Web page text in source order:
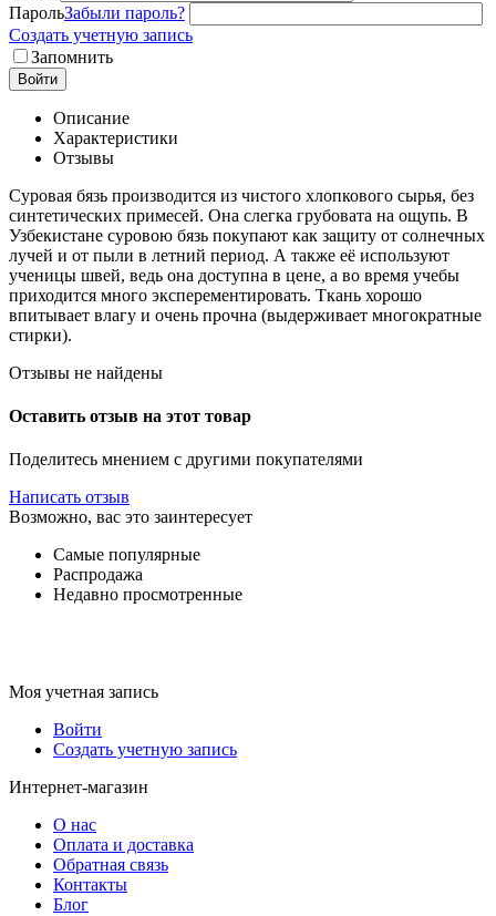
ПарольЗабыли пароль?
Создать учетную запись
Запомнить
Войти
Описание
Характеристики
Отзывы
Суровая бязь производится из чистого хлопкового сырья, без
синтетических примесей. Она слегка грубовата на ощупь. В
Узбекистане суровою бязь покупают как защиту от солнечных
лучей и от пыли в летний период. А также её используют
ученицы швей, ведь она доступна в цене, а во время учебы
приходится много эксперементировать. Ткань хорошо
впитывает влагу и очень прочна (выдерживает многократные
стирки).
Отзывы не найдены
Оставить отзыв на этот товар
Поделитесь мнением с другими покупателями
Написать отзыв
Возможно, вас это заинтересует
Самые популярные
Распродажа
Недавно просмотренные
Моя учетная запись
Войти
Создать учетную запись
Интернет-магазин
О нас
Оплата и доставка
Обратная связь
Контакты
Блог